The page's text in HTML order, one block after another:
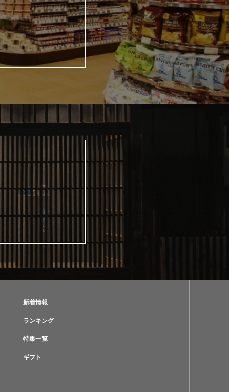
新着情報
ランキング
特集一覧
ギフト